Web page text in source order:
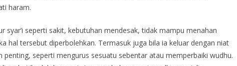
haram.
syar’i seperti sakit, kebutuhan mendesak, tidak mampu menahan
hal tersebut diperbolehkan. Termasuk juga bila ia keluar dengan niat
penting, seperti mengurus sesuatu sebentar atau memperbaiki wudhu.